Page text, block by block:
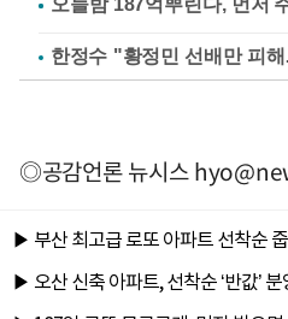
한정수 "황정민 선배만 피
◎공감언론 뉴시스